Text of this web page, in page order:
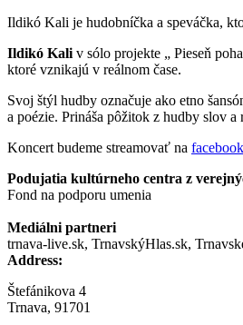
Ildikó Kali je hudobníčka a speváčka,
Ildikó Kali v sólo projekte „ Pieseň
ktoré vznikajú v reálnom čase.
Svoj štýl hudby označuje ako etno
a poézie. Prináša pôžitok z hudby slov
Koncert budeme streamovať na
Podujatia kultúrneho centra z
Fond na podporu umenia
Mediálni partneri
trnava-live.sk, TrnavskýHlas.sk,
Address:
Štefánikova 4
Trnava, 91701